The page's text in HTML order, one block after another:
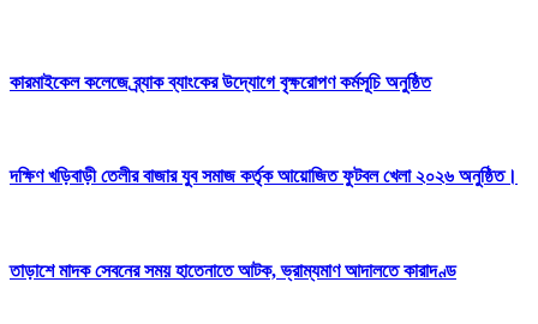
কারমাইকেল কলেজে ব্র্যাক ব্যাংকের উদ্যোগে বৃক্ষরোপণ কর্মসূচি অনুষ্ঠিত
দক্ষিণ খড়িবাড়ী তেলীর বাজার যুব সমাজ কর্তৃক আয়োজিত ফুটবল খেলা ২০২৬ অনুষ্ঠিত।
তাড়াশে মাদক সেবনের সময় হাতেনাতে আটক, ভ্রাম্যমাণ আদালতে কারাদণ্ড